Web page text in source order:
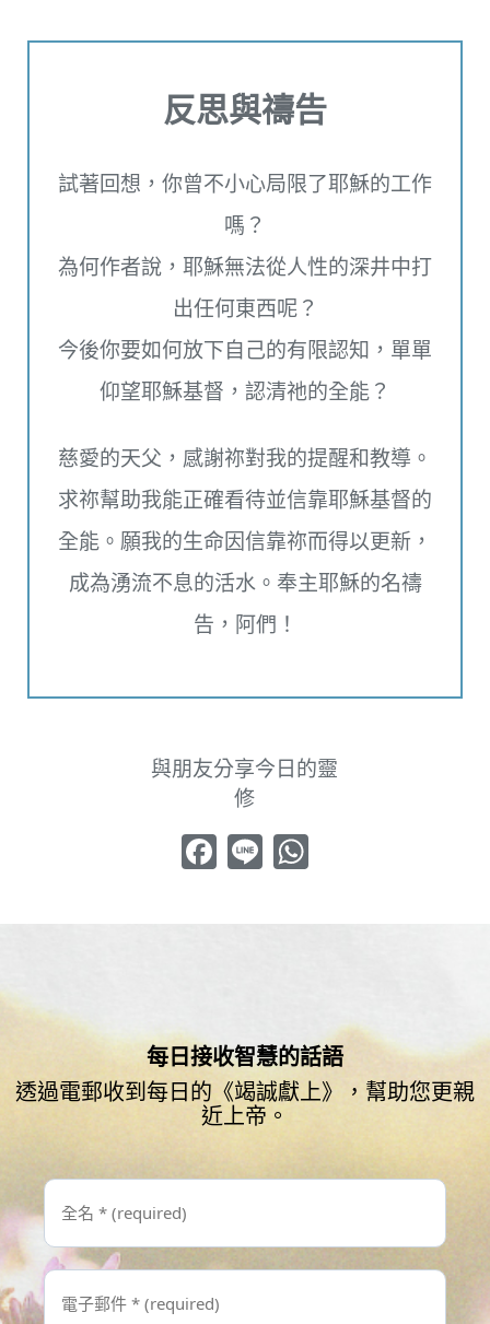
反思與禱告
試著回想，你曾不小心局限了耶穌的工作
嗎？
為何作者說，耶穌無法從人性的深井中打
出任何東西呢？
今後你要如何放下自己的有限認知，單單
仰望耶穌基督，認清祂的全能？
慈愛的天父，感謝祢對我的提醒和教導。
求祢幫助我能正確看待並信靠耶穌基督的
全能。願我的生命因信靠祢而得以更新，
成為湧流不息的活水。奉主耶穌的名禱
告，阿們！
與朋友分享今日的靈
修
Facebook
Line WhatsApp
每日接收智慧的話語
透過電郵收到每日的《竭誠獻上》，幫助您更親
近上帝。